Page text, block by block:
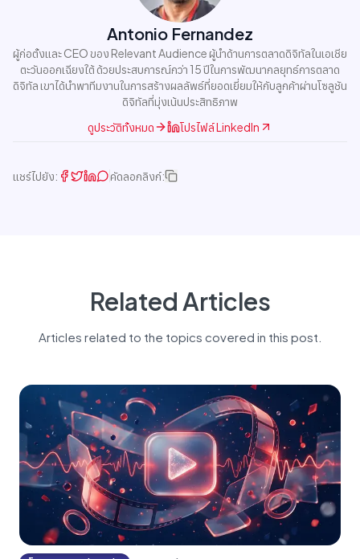
Antonio Fernandez
ผู้ก่อตั้งและ CEO ของ Relevant Audience ผู้นำด้านการตลาดดิจิทัลในเอเชีย
ตะวันออกเฉียงใต้ ด้วยประสบการณ์กว่า 15 ปีในการพัฒนากลยุทธ์การตลาด
ดิจิทัล เขาได้นำพาทีมงานในการสร้างผลลัพธ์ที่ยอดเยี่ยมให้กับลูกค้าผ่านโซลูชัน
ดิจิทัลที่มุ่งเน้นประสิทธิภาพ
ดูประวัติทั้งหมด
โปรไฟล์ LinkedIn
แชร์ไปยัง: คัดลอกลิงก์:
Related Articles
Articles related to the topics covered in this post.